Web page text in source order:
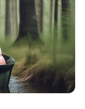
de vacinação
será em dose única,
Com isso, a
de imunização dos
de colo do útero e